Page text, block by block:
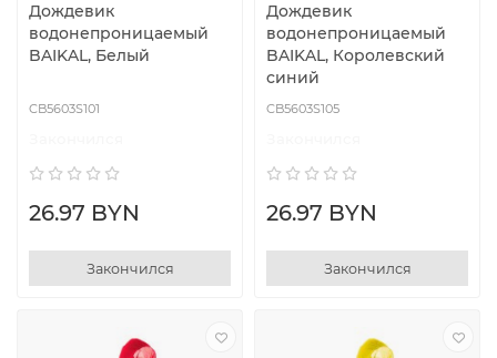
Дождевик
водонепроницаемый
BAIKAL, Белый
CB5603S101
26.97 BYN
Закончился
Дождевик
водонепроницаемый
BAIKAL, Королевский
синий
CB5603S105
26.97 BYN
Закончился